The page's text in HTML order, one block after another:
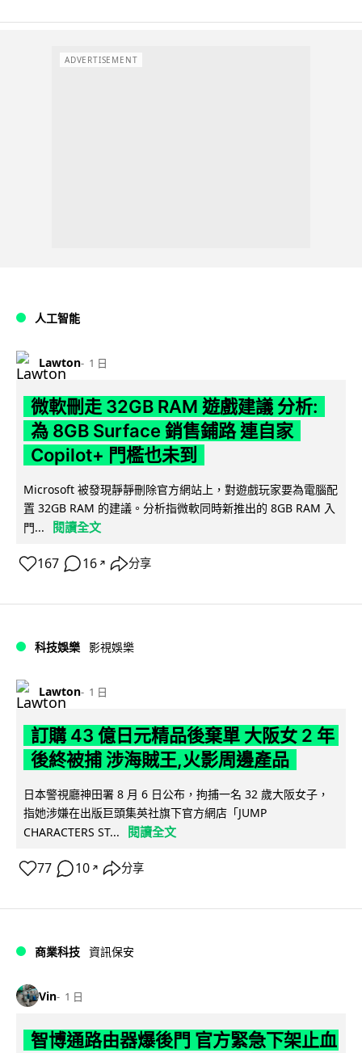
ADVERTISEMENT
人工智能
Lawton 1 日
微軟刪走 32GB RAM 遊戲建議 分析:
為 8GB Surface 銷售鋪路 連自家
Copilot+ 門檻也未到
Microsoft 被發現靜靜刪除官方網站上，對遊戲玩家要為電腦配
置 32GB RAM 的建議。分析指微軟同時新推出的 8GB RAM 入
門...
閱讀全文
167 16 ↗ 分享
科技娛樂 影視娛樂
Lawton 1 日
訂購 43 億日元精品後棄單 大阪女 2 年
後終被捕 涉海賊王,火影周邊產品
日本警視廳神田署 8 月 6 日公布，拘捕一名 32 歲大阪女子，
指她涉嫌在出版巨頭集英社旗下官方網店「JUMP
CHARACTERS ST...
閱讀全文
77 10 ↗ 分享
商業科技 資訊保安
Vin 1 日
智博通路由器爆後門 官方緊急下架止血